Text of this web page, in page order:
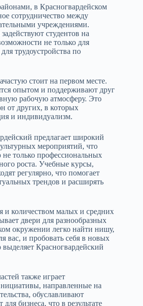
в Красногвардейском
сотрудничество между
учреждениями.
студентов на
не только для
трудоустройства по
стоит на первом месте.
опытом и поддерживают друг
рабочую атмосферу. Это
от других, в которых
и индивидуализм.
предлагает широкий
мероприятий, что
не только профессиональных
роста. Учебные курсы,
регулярно, что помогает
трендов и расширять
и количеством малых и средних
двери для разнообразных
окружении легко найти нишу,
вас, и пробовать себя в новых
Красногвардейский
также играет
направленные на
обуславливают
бизнеса, что в результате